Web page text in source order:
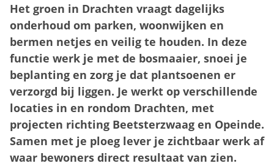
Het groen in Drachten vraagt dagelijks
onderhoud om parken, woonwijken en
bermen netjes en veilig te houden. In deze
functie werk je met de bosmaaier, snoei je
beplanting en zorg je dat plantsoenen er
verzorgd bij liggen. Je werkt op verschillende
locaties in en rondom Drachten, met
projecten richting Beetsterzwaag en Opeinde.
Samen met je ploeg lever je zichtbaar werk af
waar bewoners direct resultaat van zien.